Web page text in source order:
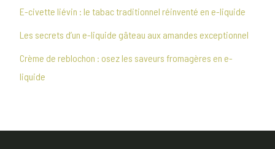
E-civette liévin : le tabac traditionnel réinventé en e-liquide
Les secrets d’un e-liquide gâteau aux amandes exceptionnel
Crème de reblochon : osez les saveurs fromagères en e-
liquide